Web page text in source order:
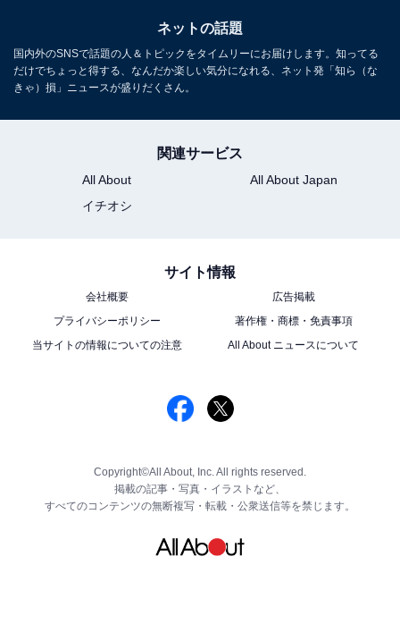
ネットの話題
国内外のSNSで話題の人＆トピックをタイムリーにお届けします。知ってる
だけでちょっと得する、なんだか楽しい気分になれる、ネット発「知ら（な
きゃ）損」ニュースが盛りだくさん。
関連サービス
All About
All About Japan
イチオシ
サイト情報
会社概要
広告掲載
プライバシーポリシー
著作権・商標・免責事項
当サイトの情報についての注意
All About ニュースについて
Copyright©All About, Inc. All rights reserved.
掲載の記事・写真・イラストなど、
すべてのコンテンツの無断複写・転載・公衆送信等を禁じます。